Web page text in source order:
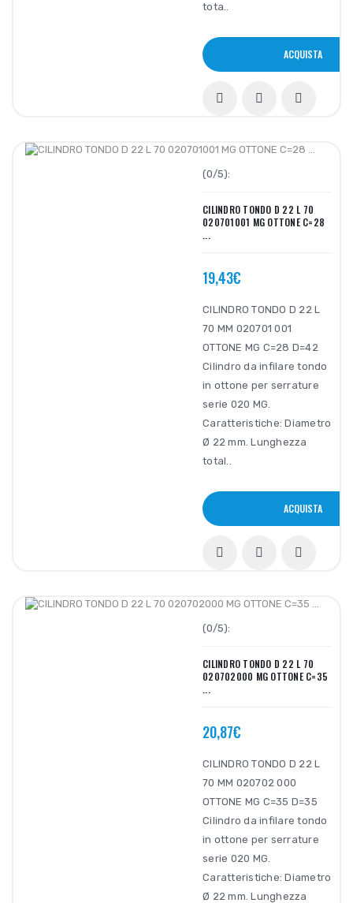
tota..
ACQUISTA
(0/5):
CILINDRO TONDO D 22 L 70
020701001 MG OTTONE C=28
...
19,43€
CILINDRO TONDO D 22 L
70 MM 020701 001
OTTONE MG C=28 D=42
Cilindro da infilare tondo
in ottone per serrature
serie 020 MG.
Caratteristiche: Diametro
Ø 22 mm. Lunghezza
total..
ACQUISTA
(0/5):
CILINDRO TONDO D 22 L 70
020702000 MG OTTONE C=35
...
20,87€
CILINDRO TONDO D 22 L
70 MM 020702 000
OTTONE MG C=35 D=35
Cilindro da infilare tondo
in ottone per serrature
serie 020 MG.
Caratteristiche: Diametro
Ø 22 mm. Lunghezza